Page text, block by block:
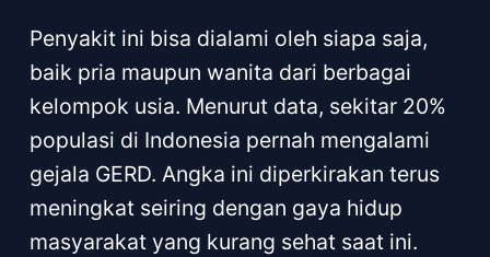
Penyakit ini bisa dialami oleh siapa saja,
baik pria maupun wanita dari berbagai
kelompok usia. Menurut data, sekitar 20%
populasi di Indonesia pernah mengalami
gejala GERD. Angka ini diperkirakan terus
meningkat seiring dengan gaya hidup
masyarakat yang kurang sehat saat ini.